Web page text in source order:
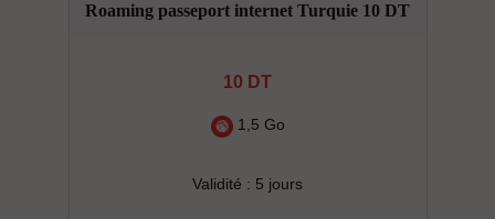
Roaming passeport internet Turquie 10 DT
10 DT
1,5 Go
Validité : 5 jours